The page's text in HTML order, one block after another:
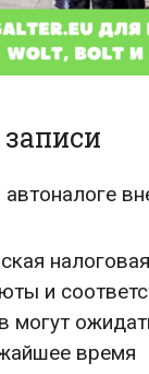
и
могут
время